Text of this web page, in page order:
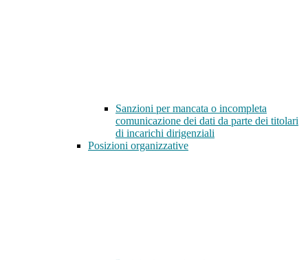
Sanzioni per mancata o incompleta
comunicazione dei dati da parte dei titolari
di incarichi dirigenziali
Posizioni organizzative